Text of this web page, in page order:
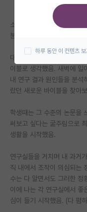
미국 대학원 합격
대학원 합격 후기
연구실(PI) 홍보 게
석박사 채용 정보
임용 정보 게시판
학부 인턴 게시판
취업 게시판
임용 후기 게시판
PI 전용 게시판
소속을 많이 옮긴 포닥임
분야는 따로 밝히긴 두려우
대학원생땐 네이처 사이언
이블로 생각했음. 새벽에 일
내 연구 결과 원인들을 분석
랐던 새로운 바이블을 찾아
학생때는 그 수준의 논문을
써보고 싶다는 굶주림으로
생활을 시작했음.
연구실들을 거치며 내 과거
직 내에서 조작이 의심되는
수는 다 알면서도 그러한 정
이에 나는 각 연구실에서 좋
심이 들기 시작했음. (다 폄
하루 동안 이 컨텐츠 보